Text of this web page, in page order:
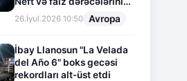
təsiri altında cari vəziyyət
26.İyul.2026 10:50 Avropa
İbay Llanosun "La Velada
del Año 6" boks gecəsi
rekordları alt-üst etdi